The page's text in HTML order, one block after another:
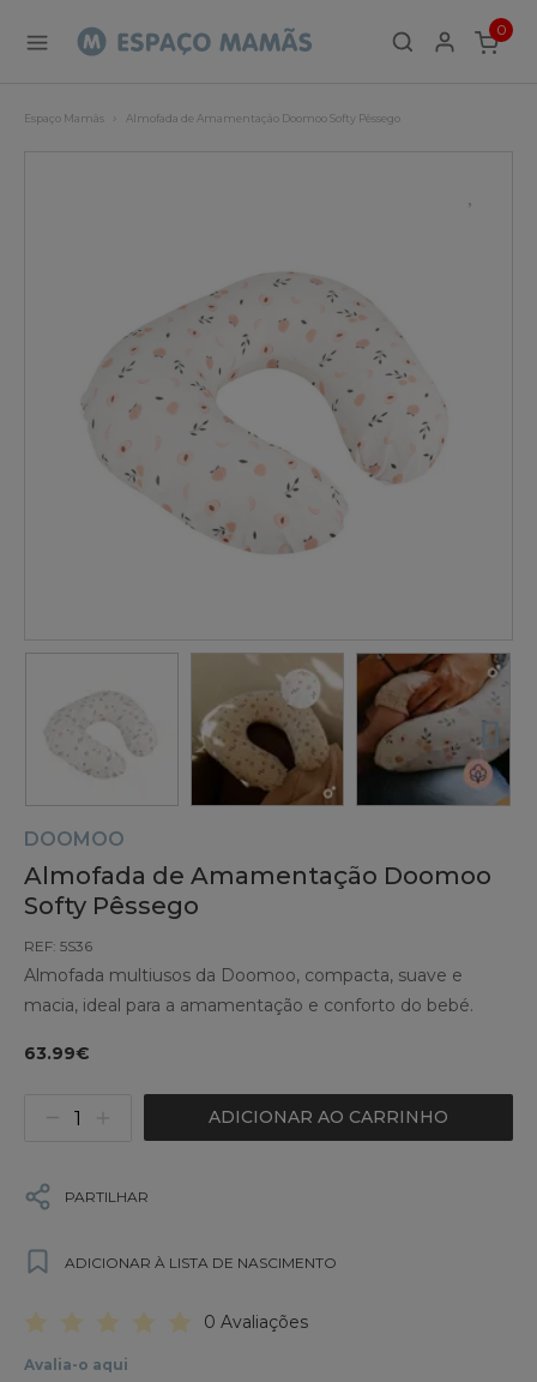
0
ITEMS
Espaço Mamãs Almofada de Amamentação Doomoo Softy Pêssego
DOOMOO
Almofada de Amamentação Doomoo
Softy Pêssego
REF: 5S36
Almofada multiusos da Doomoo, compacta, suave e
macia, ideal para a amamentação e conforto do bebé.
63.99€
ADICIONAR AO CARRINHO
PARTILHAR
ADICIONAR À LISTA DE NASCIMENTO
0 Avaliações
Avalia-o aqui